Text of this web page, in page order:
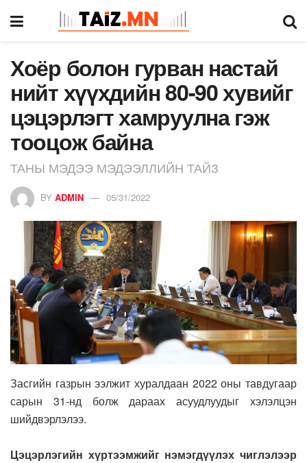
Хоёр болон гурван настай
нийт хүүхдийн 80-90 хувийг
цэцэрлэгт хамруулна гэж
тооцож байна
ТАНЫ МЭДЭЭ МЭДЭЭЛЛИЙН ТАЙЗ
BY ADMIN 05/31/2022
Засгийн газрын ээлжит хуралдаан 2022 оны тавдугаар
сарын 31-нд болж дараах асуудлуудыг хэлэлцэн
шийдвэрлэлээ.
Цэцэрлэгийн хүртээмжийг нэмэгдүүлэх чиглэлээр